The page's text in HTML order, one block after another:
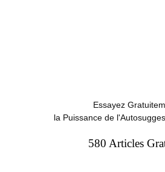
Essayez
la Puissance de
580 Articles